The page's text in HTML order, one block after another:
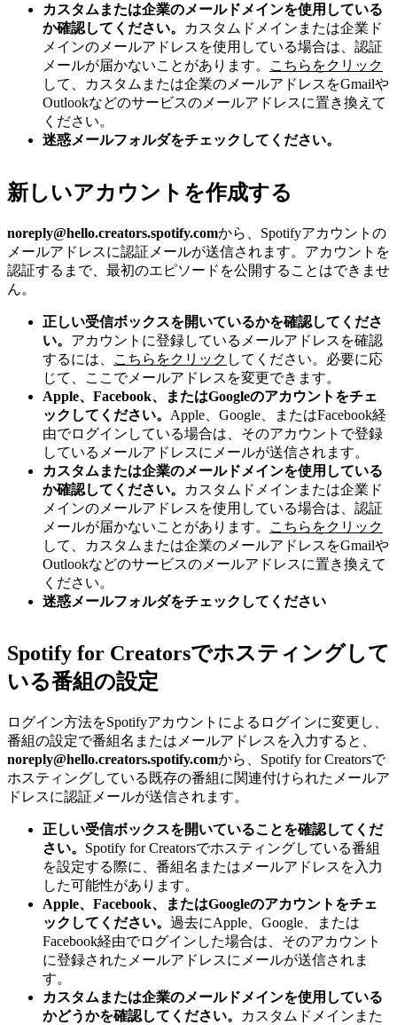
カスタムまたは企業のメールドメインを使用している
か確認してください。
カスタムドメインまたは企業ド
メインのメールアドレスを使用している場合は、認証
メールが届かないことがあります。
こちらをクリック
して、カスタムまたは企業のメールアドレスをGmailや
Outlookなどのサービスのメールアドレスに置き換えて
ください。
迷惑メールフォルダをチェックしてください。
新しいアカウントを作成する
noreply@hello.creators.spotify.comから、Spotifyアカウントの
メールアドレスに認証メールが送信されます。アカウントを
認証するまで、最初のエピソードを公開することはできませ
ん。
正しい受信ボックスを開いているかを確認してくださ
い。 アカウントに登録しているメールアドレスを確認
するには、
こちらをクリック してください。必要に応
じて、ここでメールアドレスを変更できます。
Apple、Facebook、またはGoogleのアカウントをチェ
ックしてください。 Apple、Google、またはFacebook経
由でログインしている場合は、そのアカウントで登録
しているメールアドレスにメールが送信されます。
カスタムまたは企業のメールドメインを使用している
か確認してください。
カスタムドメインまたは企業ド
メインのメールアドレスを使用している場合は、認証
メールが届かないことがあります。
こちらをクリック
して、カスタムまたは企業のメールアドレスをGmailや
Outlookなどのサービスのメールアドレスに置き換えて
ください。
迷惑メールフォルダをチェックしてください
Spotify for Creatorsでホスティングして
いる番組の設定
ログイン方法をSpotifyアカウントによるログインに変更し、
番組の設定で番組名またはメールアドレスを入力すると、
noreply@hello.creators.spotify.comから、Spotify for Creatorsで
ホスティングしている既存の番組に関連付けられたメールア
ドレスに認証メールが送信されます。
正しい受信ボックスを開いていることを確認してくだ
さい。 Spotify for Creatorsでホスティングしている番組
を設定する際に、番組名またはメールアドレスを入力
した可能性があります。
Apple、Facebook、またはGoogleのアカウントをチェ
ックしてください。 過去にApple、Google、または
Facebook経由でログインした場合は、そのアカウント
に登録されたメールアドレスにメールが送信されま
す。
カスタムまたは企業のメールドメインを使用している
かどうかを確認してください。
カスタムドメインまた